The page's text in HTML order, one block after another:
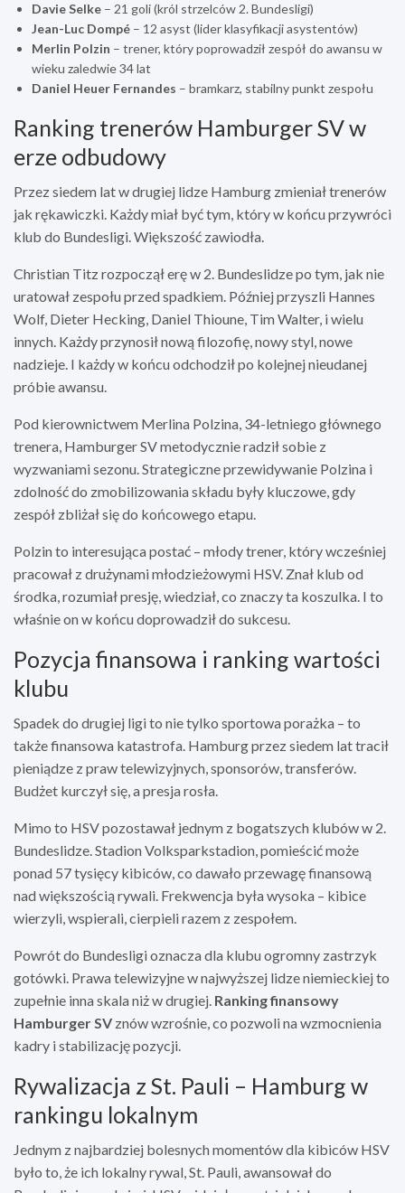
Davie Selke – 21 goli (król strzelców 2. Bundesligi)
Jean-Luc Dompé – 12 asyst (lider klasyfikacji asystentów)
Merlin Polzin – trener, który poprowadził zespół do awansu w
wieku zaledwie 34 lat
Daniel Heuer Fernandes – bramkarz, stabilny punkt zespołu
Ranking trenerów Hamburger SV w
erze odbudowy
Przez siedem lat w drugiej lidze Hamburg zmieniał trenerów
jak rękawiczki. Każdy miał być tym, który w końcu przywróci
klub do Bundesligi. Większość zawiodła.
Christian Titz rozpoczął erę w 2. Bundeslidze po tym, jak nie
uratował zespołu przed spadkiem. Później przyszli Hannes
Wolf, Dieter Hecking, Daniel Thioune, Tim Walter, i wielu
innych. Każdy przynosił nową filozofię, nowy styl, nowe
nadzieje. I każdy w końcu odchodził po kolejnej nieudanej
próbie awansu.
Pod kierownictwem Merlina Polzina, 34-letniego głównego
trenera, Hamburger SV metodycznie radził sobie z
wyzwaniami sezonu. Strategiczne przewidywanie Polzina i
zdolność do zmobilizowania składu były kluczowe, gdy
zespół zbliżał się do końcowego etapu.
Polzin to interesująca postać – młody trener, który wcześniej
pracował z drużynami młodzieżowymi HSV. Znał klub od
środka, rozumiał presję, wiedział, co znaczy ta koszulka. I to
właśnie on w końcu doprowadził do sukcesu.
Pozycja finansowa i ranking wartości
klubu
Spadek do drugiej ligi to nie tylko sportowa porażka – to
także finansowa katastrofa. Hamburg przez siedem lat tracił
pieniądze z praw telewizyjnych, sponsorów, transferów.
Budżet kurczył się, a presja rosła.
Mimo to HSV pozostawał jednym z bogatszych klubów w 2.
Bundeslidze. Stadion Volksparkstadion, pomieścić może
ponad 57 tysięcy kibiców, co dawało przewagę finansową
nad większością rywali. Frekwencja była wysoka – kibice
wierzyli, wspierali, cierpieli razem z zespołem.
Powrót do Bundesligi oznacza dla klubu ogromny zastrzyk
gotówki. Prawa telewizyjne w najwyższej lidze niemieckiej to
zupełnie inna skala niż w drugiej. Ranking finansowy
Hamburger SV znów wzrośnie, co pozwoli na wzmocnienia
kadry i stabilizację pozycji.
Rywalizacja z St. Pauli – Hamburg w
rankingu lokalnym
Jednym z najbardziej bolesnych momentów dla kibiców HSV
było to, że ich lokalny rywal, St. Pauli, awansował do